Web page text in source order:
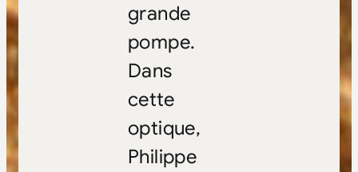
grande
pompe.
Dans
cette
optique,
Philippe